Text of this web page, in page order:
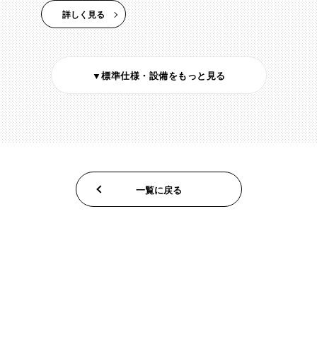
詳しく見る
▼標準仕様・設備をもっと見る
一覧に戻る